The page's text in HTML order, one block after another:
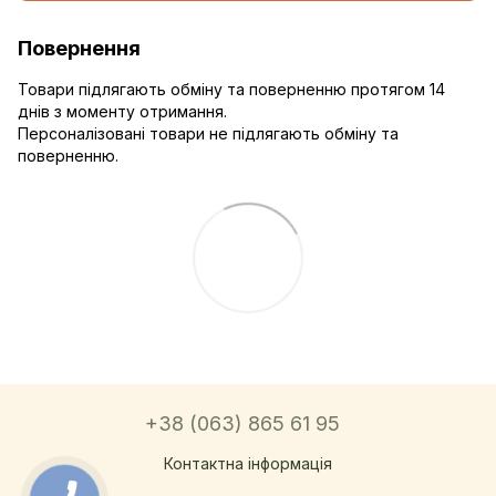
Повернення
Товари підлягають обміну та поверненню протягом 14
днів з моменту отримання.
Персоналізовані товари не підлягають обміну та
поверненню.
+38 (063) 865 61 95
Контактна інформація